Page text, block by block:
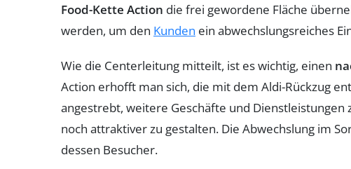
Food-Kette Action die frei gewordene Fläche
werden, um den Kunden ein abwechslungsreiches
Wie die Centerleitung mitteilt, ist es wichtig, einen
Action erhofft man sich, die mit dem Aldi-Rückzug
angestrebt, weitere Geschäfte und Dienstleistungen
noch attraktiver zu gestalten. Die Abwechslung im
dessen Besucher.